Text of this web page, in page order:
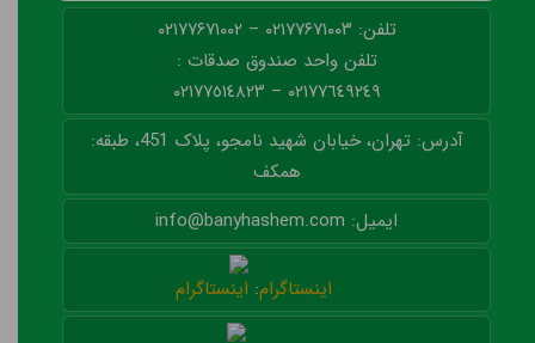
تلفن: ۰۲۱۷۷۶۷۱۰۰۳ – ۰۲۱۷۷۶۷۱۰۰۲
تلفن واحد صندوق صدقات :
٠٢١٧٧٦٤٩٢٤٩ – ٠٢١٧٧٥١٤٨٢٣
آدرس: تهران، خیابان شهید نامجو، پلاک 451، طبقه:
همکف
ایمیل: info@banyhashem.com
اینستاگرام: